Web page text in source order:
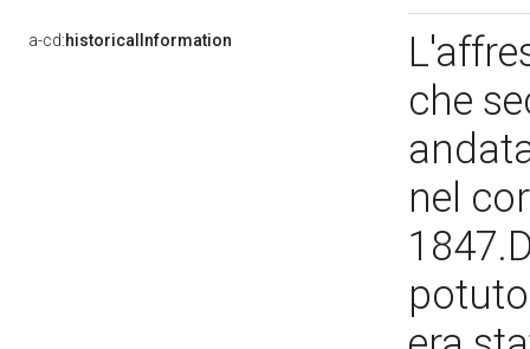
a-cd:historicalInformation
che
nel